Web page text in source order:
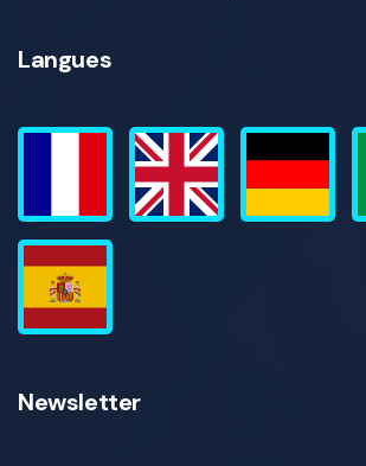
Langues
Newsletter